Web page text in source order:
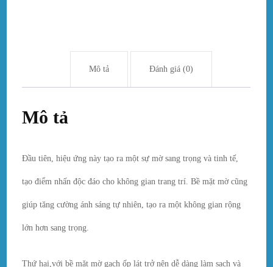
Mô tả Đánh giá (0)
Mô tả
Đầu tiên, hiệu ứng này tạo ra một sự mờ sang trọng và tinh tế,
tạo điểm nhấn độc đáo cho không gian trang trí. Bề mặt mờ cũng
giúp tăng cường ánh sáng tự nhiên, tạo ra một không gian rộng
lớn hơn sang trọng.
Thứ hai,với bề mặt mờ gạch ốp lát trở nên dễ dàng làm sạch và